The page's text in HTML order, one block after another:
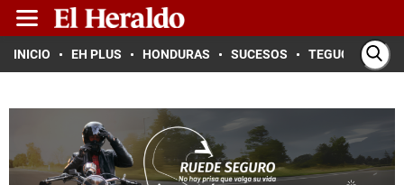
INICIO EH PLUS HONDURAS SUCESOS TEGUCIGALPA